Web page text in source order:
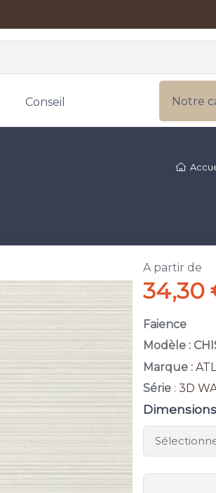
Conseil Notre
A partir de
34,30
Faience
Modèle :
Marque :
Série :3D
Dimensions